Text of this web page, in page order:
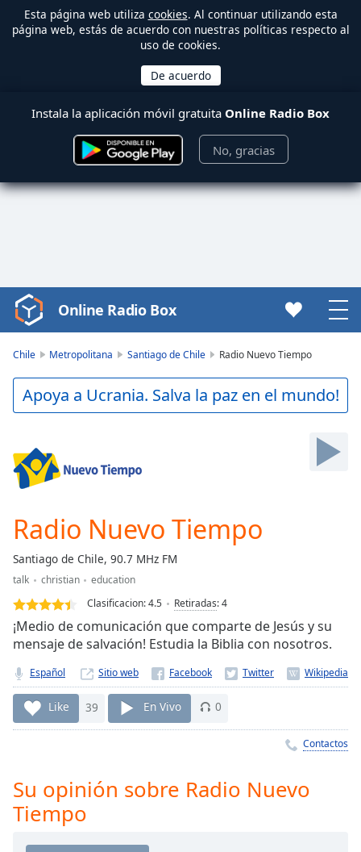
Esta página web utiliza cookies. Al continuar utilizando esta
página web, estás de acuerdo con nuestras políticas respecto al
uso de cookies.
Instala la aplicación móvil gratuita Online Radio Box
No, gracias
Video
Player
Play
Video
Backward
Skip
Forward
Current
Time0:00
Duration
Loaded:
0.00%
Stream
TypeLIVE
live,
currently
behind
LIVE
Remaining
Playback
Online Radio Box
Chile Metropolitana Santiago de Chile Radio Nuevo Tiempo
Apoya a Ucrania. Salva la paz en el mundo!
Radio Nuevo Tiempo
Santiago de Chile, 90.7 MHz FM
talk christian
education
Clasificacion:4.5 Retiradas:4
¡Medio de comunicación que comparte de Jesús y su
mensaje de salvación! Estudia la Biblia con nosotros.
Español Sitio web
Like 39 En Vivo 0
Contactos
Su opinión sobre Radio Nuevo
Tiempo